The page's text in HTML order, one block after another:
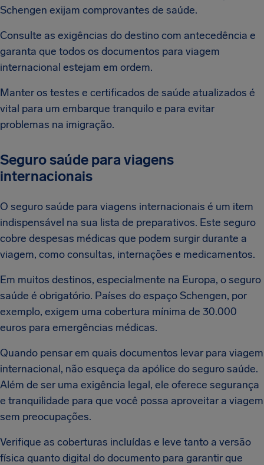
Schengen exijam comprovantes de saúde.
Consulte as exigências do destino com antecedência e
garanta que todos os documentos para viagem
internacional estejam em ordem.
Manter os testes e certificados de saúde atualizados é
vital para um embarque tranquilo e para evitar
problemas na imigração.
Seguro saúde para viagens
internacionais
O seguro saúde para viagens internacionais é um item
indispensável na sua lista de preparativos. Este seguro
cobre despesas médicas que podem surgir durante a
viagem, como consultas, internações e medicamentos.
Em muitos destinos, especialmente na Europa, o seguro
saúde é obrigatório. Países do espaço Schengen, por
exemplo, exigem uma cobertura mínima de 30.000
euros para emergências médicas.
Quando pensar em quais documentos levar para viagem
internacional, não esqueça da apólice do seguro saúde.
Além de ser uma exigência legal, ele oferece segurança
e tranquilidade para que você possa aproveitar a viagem
sem preocupações.
Verifique as coberturas incluídas e leve tanto a versão
física quanto digital do documento para garantir que